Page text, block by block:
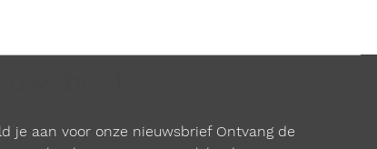
je aan voor onze nieuwsbrief Ontvang de